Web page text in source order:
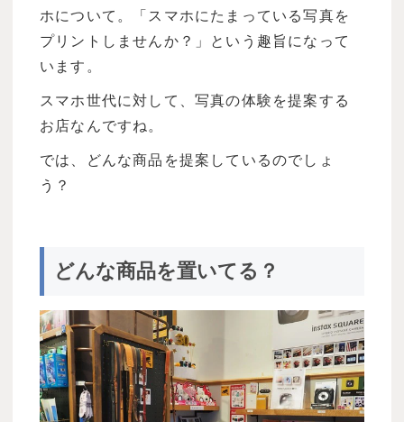
ホについて。「スマホにたまっている写真を
プリントしませんか？」という趣旨になって
います。
スマホ世代に対して、写真の体験を提案する
お店なんですね。
では、どんな商品を提案しているのでしょ
う？
どんな商品を置いてる？